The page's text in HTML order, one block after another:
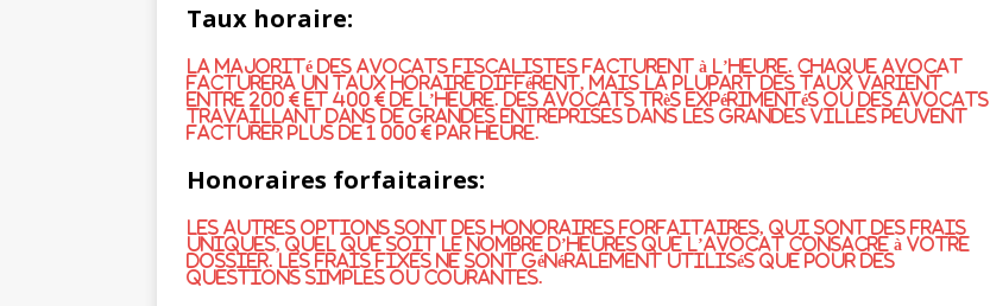
Taux horaire:
La majorité des avocats fiscalistes facturent à l’heure. Chaque avocat
facturera un taux horaire différent, mais la plupart des taux varient
entre 200 € et 400 € de l’heure. Des avocats très expérimentés ou des avocats
travaillant dans de grandes entreprises dans les grandes villes peuvent
facturer plus de 1 000 € par heure.
Honoraires forfaitaires:
Les autres options sont des honoraires forfaitaires, qui sont des frais
uniques, quel que soit le nombre d’heures que l’avocat consacre à votre
dossier. Les frais fixes ne sont généralement utilisés que pour des
questions simples ou courantes.